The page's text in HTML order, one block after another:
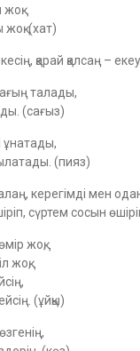
(хат)
қарай қалсаң –
талады,
(сағыз)
ұнатады,
(пияз)
керегімді мен
сүртем сосын
жоқ,
жоқ,
(ұйқы)